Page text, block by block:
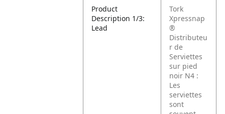
Product
Description 1/3:
Lead
Tork
Xpressnap
®
Distributeu
r de
Serviettes
sur pied
noir N4 :
Les
serviettes
sont